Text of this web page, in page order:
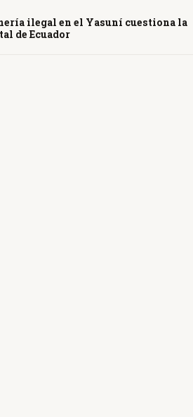
ilegal en el Yasuní cuestiona la
de Ecuador